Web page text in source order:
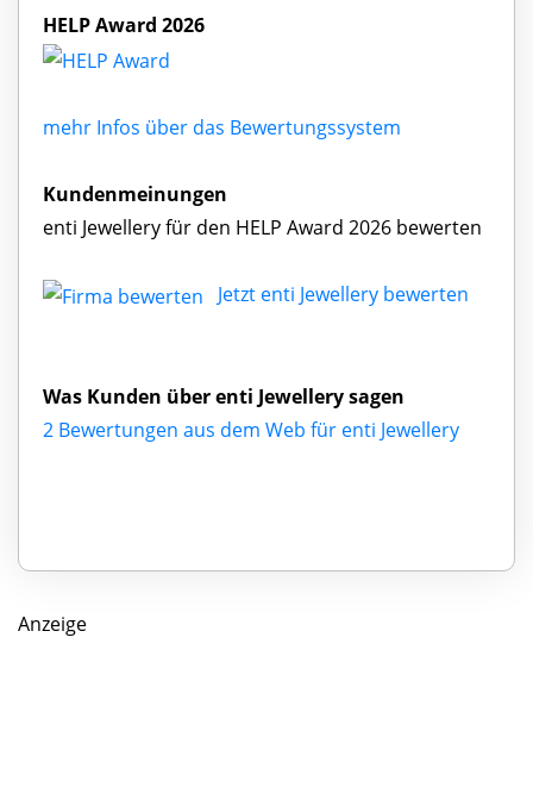
HELP Award 2026
mehr Infos über das Bewertungssystem
Kundenmeinungen
enti Jewellery für den HELP Award 2026 bewerten
Jetzt enti Jewellery bewerten
Was Kunden über enti Jewellery sagen
2 Bewertungen aus dem Web für enti Jewellery
Anzeige